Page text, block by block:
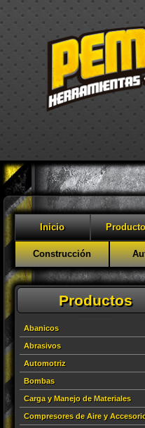
Inicio
Construcción
Productos
Abanicos
Abrasivos
Automotriz
Bombas
Carga y Manejo de Materiales
Compresores de Aire y